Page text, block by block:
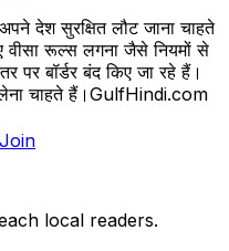
देश सुरक्षित लौट जाना चाहते
वीसा रूल्स लगना जैसे नियमों से
पर बॉर्डर बंद किए जा रहे हैं।
लेना चाहते हैं।GulfHindi.com
Join
local readers.